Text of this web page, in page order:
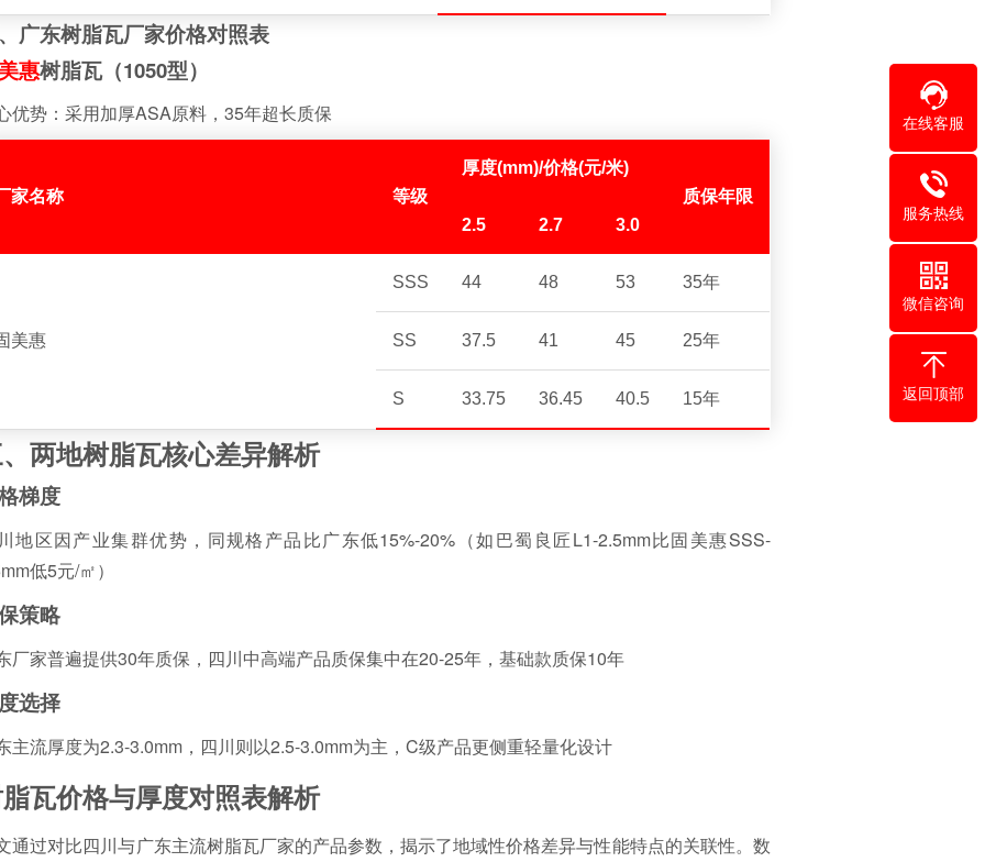
广东树脂瓦厂家价格对照表
惠树脂瓦（1050型）
优势：采用加厚ASA原料，35年超长质保
家名称 等级
厚度(mm)/价格(元/米)
质保年限
2.5
2.7 3.0
美惠
SSS 44 48 53 35年
SS 37.5 41 45 25年
S 33.75 36.45 40.5 15年
两地树脂瓦核心差异解析
梯度
地区因产业集群优势，同规格产品比广东低15%-20%（如巴蜀良匠L1-2.5mm比固美惠SSS-
低5元/㎡）
策略
厂家普遍提供30年质保，四川中高端产品质保集中在20-25年，基础款质保10年
选择
主流厚度为2.3-3.0mm，四川则以2.5-3.0mm为主，C级产品更侧重轻量化设计
瓦价格与厚度对照表解析
通过对比四川与广东主流树脂瓦厂家的产品参数，揭示了地域性价格差异与性能特点的关联性。数
在线客服
服务热线
微信咨询
返回顶部